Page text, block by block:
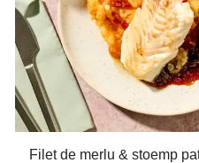
Filet de merlu & stoemp